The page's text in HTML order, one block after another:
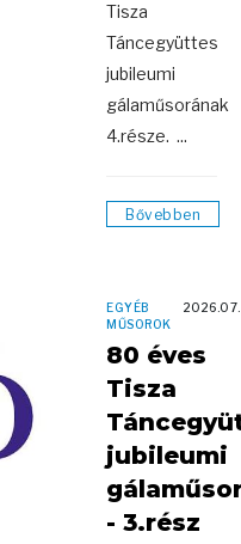
Tisza
Táncegyüttes
jubileumi
gálaműsorának
4.része. ...
Bővebben
EGYÉB
MŰSOROK
80 éves
Tisza
jubileumi
- 3.rész